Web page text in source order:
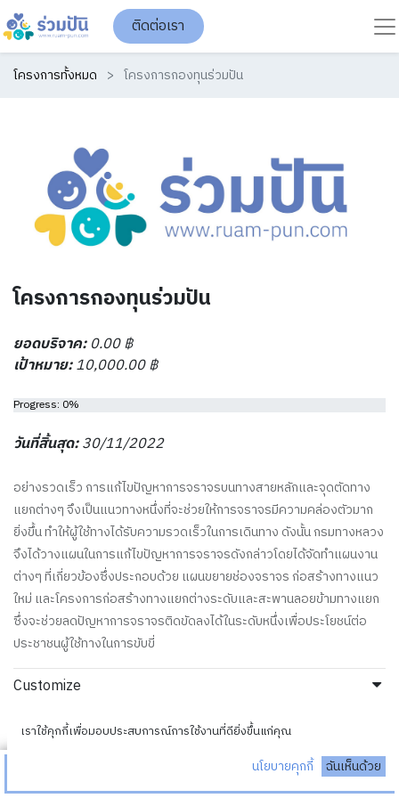
ติดต่อเรา
โครงการทั้งหมด โครงการกองทุนร่วมปัน
โครงการกองทุนร่วมปัน
ยอดบริจาค: 0.00฿
เป้าหมาย:10,000.00฿
Progress: 0%
วันที่สิ้นสุด:30/11/2022
อย่างรวดเร็ว การแก้ไขปัญหาการจราจรบนทางสายหลักและจุดตัดทาง
แยกต่างๆ จึงเป็นแนวทางหนึ่งที่จะช่วยให้การจราจรมีความคล่องตัวมาก
ยิ่งขึ้น ทำให้ผู้ใช้ทางได้รับความรวดเร็วในการเดินทาง ดังนั้น กรมทางหลวง
จึงได้วางแผนในการแก้ไขปัญหาการจราจรดังกล่าวโดยได้จัดทำแผนงาน
ต่างๆ ที่เกี่ยวข้องซึ่งประกอบด้วย แผนขยายช่องจราจร ก่อสร้างทางแนว
ใหม่ และโครงการก่อสร้างทางแยกต่างระดับและสะพานลอยข้ามทางแยก
ซึ่งจะช่วยลดปัญหาการจราจรติดขัดลงได้ในระดับหนึ่งเพื่อประโยชน์ต่อ
ประชาชนผู้ใช้ทางในการขับขี่
Customize
เราใช้คุกกี้เพื่อมอบประสบการณ์การใช้งานที่ดียิ่งขึ้นแก่คุณ
นโยบายคุกกี้ ฉันเห็นด้วย